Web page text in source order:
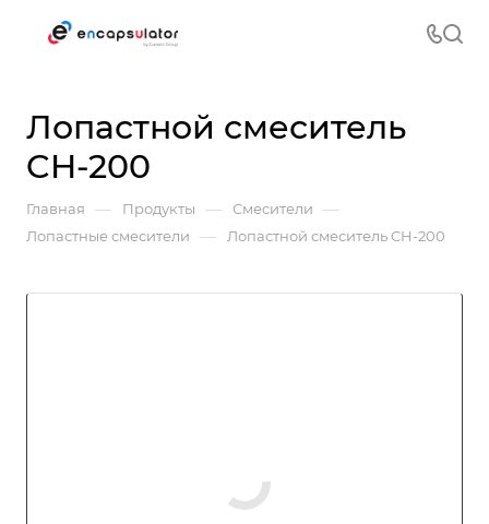
Лопастной смеситель
CH-200
Главная — Продукты — Смесители —
Лопастные смесители — Лопастной смеситель CH-200